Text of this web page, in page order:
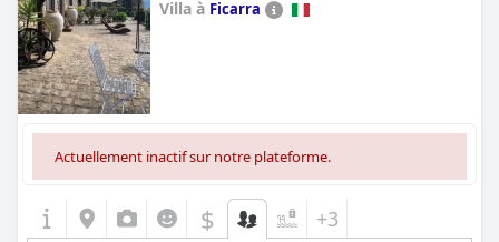
Villa à Ficarra
Actuellement inactif sur notre plateforme.
$ +3